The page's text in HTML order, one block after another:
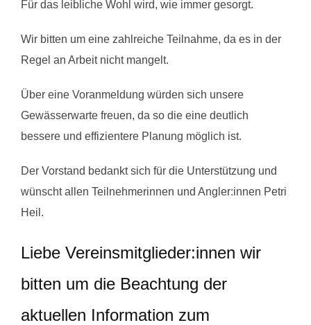
Für das leibliche Wohl wird, wie immer gesorgt.
Wir bitten um eine zahlreiche Teilnahme, da es in der
Regel an Arbeit nicht mangelt.
Über eine Voranmeldung würden sich unsere
Gewässerwarte freuen, da so die eine deutlich
bessere und effizientere Planung möglich ist.
Der Vorstand bedankt sich für die Unterstützung und
wünscht allen Teilnehmerinnen und Angler:innen Petri
Heil.
Liebe Vereinsmitglieder:innen wir
bitten um die Beachtung der
aktuellen Information zum